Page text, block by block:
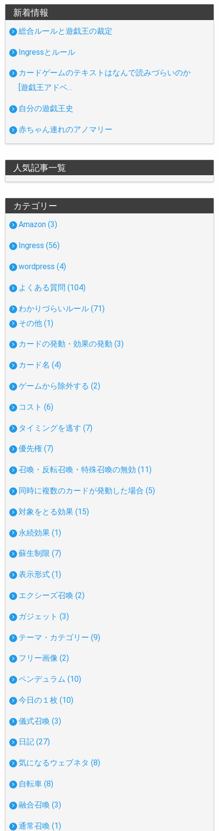
新着情報
総合ルールと遊戯王の裁定
Ingressとルール
カードゲームのテキストはなんで読みづらいのか
[遊戯王アドベ…
自分の遊戯王史
赤ちゃん連れのアノマリー
人気記事一覧
カテゴリー
Amazon (3)
Ingress (56)
wordpress (4)
よくある質問 (104)
わかりづらいルール (71)
その他 (1)
カードの発動・効果の発動 (3)
カード名 (4)
ゲームから除外する (2)
コスト (6)
タイミングを逃す (7)
優先権 (7)
召喚・反転召喚・特殊召喚の無効 (11)
同時に複数のカードが発動した場合 (5)
対象をとる効果 (15)
永続効果 (1)
蘇生制限 (7)
表示形式 (1)
エクシーズ召喚 (2)
ガジェット (3)
テーマ・カテゴリー (9)
フリー画像 (2)
ペンデュラム (10)
今日の１枚 (10)
儀式召喚 (3)
日記 (27)
気になるウェブネタ (8)
自転車 (8)
融合召喚 (3)
通常召喚 (1)